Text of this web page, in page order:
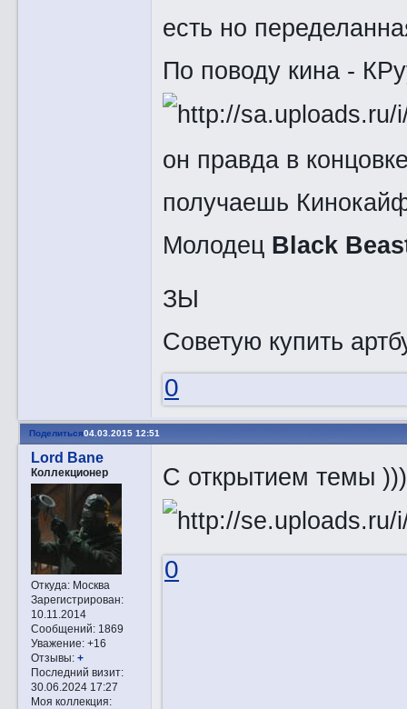
есть но
По поводу кина -
он правда в
получаешь
Молодец Black
ЗЫ
Советую купить
0
Поделиться04.03.2015 12:51
Lord Bane
Коллекционер
Откуда:Москва
Зарегистрирован:
10.11.2014
Сообщений:1869
Уважение: +16
Отзывы: +
Последний визит:
30.06.2024 17:27
Моя коллекция:
С открытием темы
0